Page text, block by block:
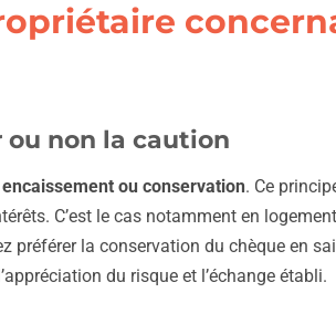
ou non la caution
ou conservation. Ce
C’est le cas notamment en
préférer la conservation du chèque en
du risque et l’échange établi.